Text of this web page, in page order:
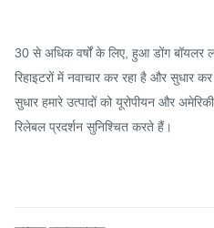
30 से अधिक वर्षों के लिए, हुआ डोंग बॉयलर
रिहाइटरों में नवाचार कर रहा है और सुधार
सुधार हमारे उत्पादों को यूरोपीयन और
रिलेबल प्रदर्शन सुनिश्चित करते हैं।